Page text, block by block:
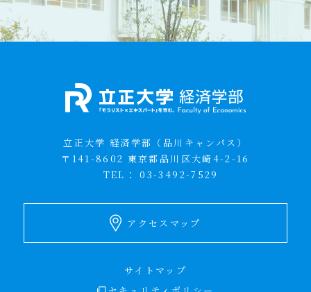
立正大学 経済学部（品川キャンパス）
〒141-8602 東京都品川区大崎4-2-16
TEL：03-3492-7529
アクセスマップ
サイトマップ